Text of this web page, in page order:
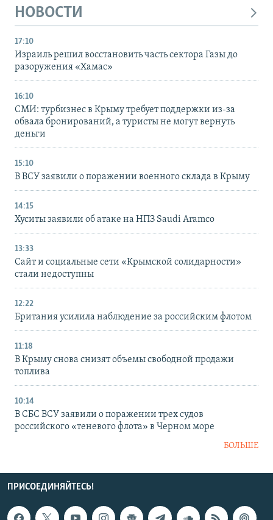
НОВОСТИ
17:10
Израиль решил восстановить часть сектора Газы до
разоружения «Хамас»
16:10
СМИ: турбизнес в Крыму требует поддержки из-за
обвала бронирований, а туристы не могут вернуть
деньги
15:10
В ВСУ заявили о поражении военного склада в Крыму
14:15
Хуситы заявили об атаке на НПЗ Saudi Aramco
13:33
Сайт и социальные сети «Крымской солидарности»
стали недоступны
12:22
Британия усилила наблюдение за российским флотом
11:18
В Крыму снова снизят объемы свободной продажи
топлива
10:14
В СБС ВСУ заявили о поражении трех судов
российского «теневого флота» в Черном море
БОЛЬШЕ
ПРИСОЕДИНЯЙТЕСЬ!